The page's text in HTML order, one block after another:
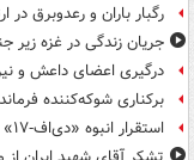
رگبار باران و رعدوبرق در
جریان زندگی در غزه زیر
درگیری اعضای داعش و
برکناری شوکه‌کننده
استقرار انبوه «دی‌اف‑۱۷» و پایان عصر پدافند آمریکا +عکس